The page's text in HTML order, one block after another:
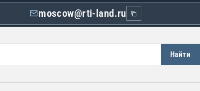
moscow@rti-land.ru
Найти